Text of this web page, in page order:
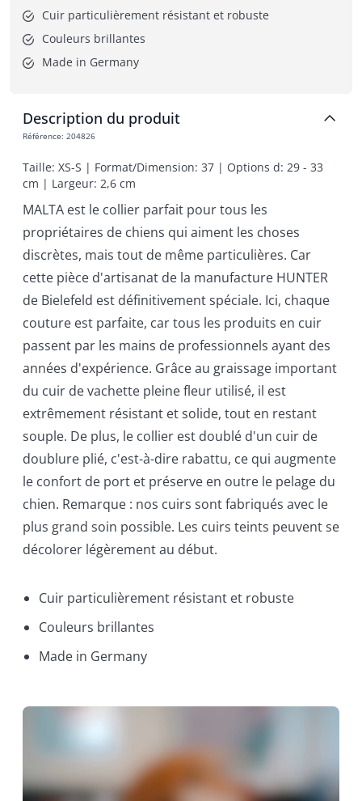
Cuir particulièrement résistant et robuste
Couleurs brillantes
Made in Germany
Description du produit
Référence: 204826
Taille: XS-S | Format/Dimension: 37 | Options d: 29 - 33
cm | Largeur: 2,6 cm
MALTA est le collier parfait pour tous les
propriétaires de chiens qui aiment les choses
discrètes, mais tout de même particulières. Car
cette pièce d'artisanat de la manufacture HUNTER
de Bielefeld est définitivement spéciale. Ici, chaque
couture est parfaite, car tous les produits en cuir
passent par les mains de professionnels ayant des
années d'expérience. Grâce au graissage important
du cuir de vachette pleine fleur utilisé, il est
extrêmement résistant et solide, tout en restant
souple. De plus, le collier est doublé d'un cuir de
doublure plié, c'est-à-dire rabattu, ce qui augmente
le confort de port et préserve en outre le pelage du
chien. Remarque : nos cuirs sont fabriqués avec le
plus grand soin possible. Les cuirs teints peuvent se
décolorer légèrement au début.
Cuir particulièrement résistant et robuste
Couleurs brillantes
Made in Germany